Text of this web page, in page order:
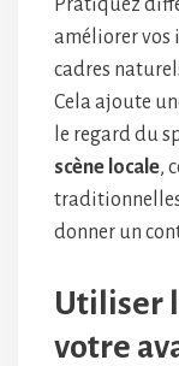
Pratiquez
améliorer vos
cadres
Cela ajoute
le regard du
scène locale,
donner un
Utiliser
votre